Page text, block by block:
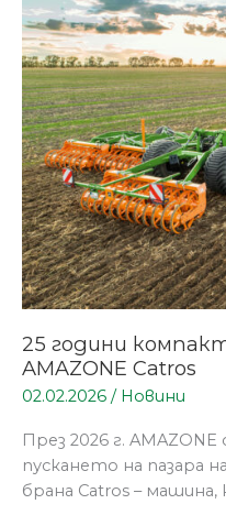
25 години
AMAZONE Catros
02.02.2026 / Новини
През 2026 г.
пускането на пазара
брана Catros – машина,
компактна
дискова
брана
AMAZONE
Catros